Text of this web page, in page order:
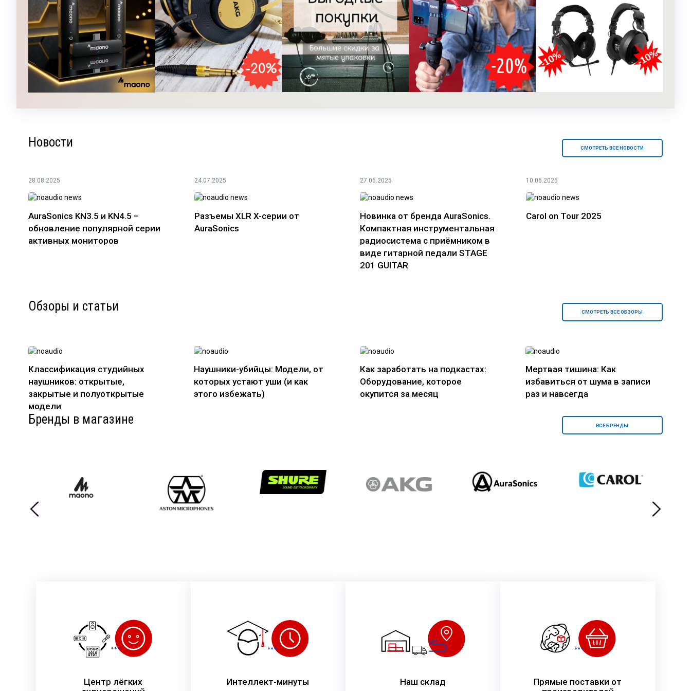
Новости СМОТРЕТЬ ВСЕ НОВОСТИ
28.08.2025
AuraSonics KN3.5 и KN4.5 –
обновление популярной серии
активных мониторов
24.07.2025
Разъемы XLR X-серии от
AuraSonics
27.06.2025
Новинка от бренда AuraSonics.
Компактная инструментальная
радиосистема с приёмником в
виде гитарной педали STAGE
201 GUITAR
10.06.2025
Carol on Tour 2025
Обзоры и статьи СМОТРЕТЬ ВСЕ ОБЗОРЫ
Классификация студийных
наушников: открытые,
закрытые и полуоткрытые
модели
Наушники-убийцы: Модели, от
которых устают уши (и как
этого избежать)
Как заработать на подкастах:
Оборудование, которое
окупится за месяц
Мертвая тишина: Как
избавиться от шума в записи
раз и навсегда
Бренды в магазине ВСЕ БРЕНДЫ
Центр лёгких
Интеллект-минуты Наш склад
Прямые поставки от